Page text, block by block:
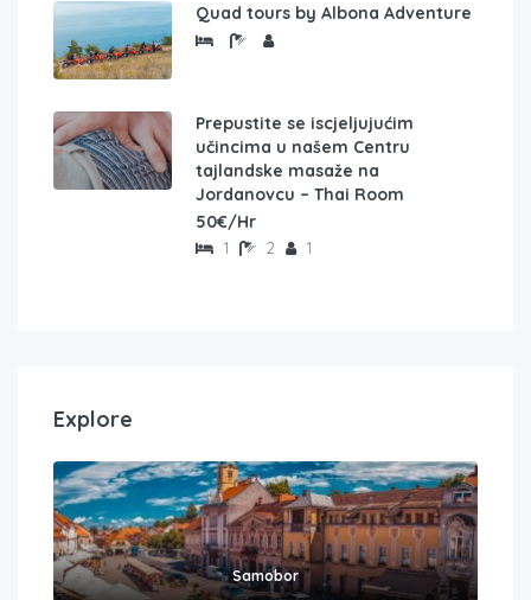
Quad tours by Albona Adventure
Prepustite se iscjeljujućim
učincima u našem Centru
tajlandske masaže na
Jordanovcu – Thai Room
50€/Hr
1 2 1
Explore
Samobor